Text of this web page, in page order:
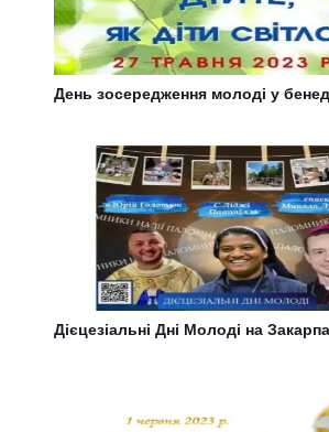
День зосередження молоді у
Дієцезіальні Дні Молоді на